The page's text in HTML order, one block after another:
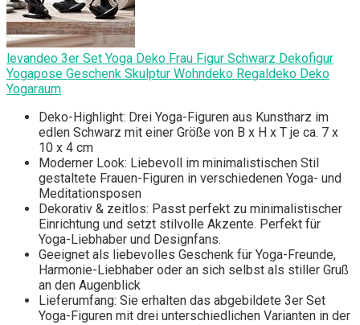
levandeo 3er Set Yoga Deko Frau Figur Schwarz Dekofigur
Yogapose Geschenk Skulptur Wohndeko Regaldeko Deko
Yogaraum
Deko-Highlight: Drei Yoga-Figuren aus Kunstharz im
edlen Schwarz mit einer Größe von B x H x T je ca. 7 x
10 x 4 cm
Moderner Look: Liebevoll im minimalistischen Stil
gestaltete Frauen-Figuren in verschiedenen Yoga- und
Meditationsposen
Dekorativ & zeitlos: Passt perfekt zu minimalistischer
Einrichtung und setzt stilvolle Akzente. Perfekt für
Yoga-Liebhaber und Designfans.
Geeignet als liebevolles Geschenk für Yoga-Freunde,
Harmonie-Liebhaber oder an sich selbst als stiller Gruß
an den Augenblick
Lieferumfang: Sie erhalten das abgebildete 3er Set
Yoga-Figuren mit drei unterschiedlichen Varianten in der